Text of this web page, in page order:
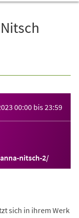
Nitsch
00:00 bis23:59
nitsch-2/
sich in ihrem Werk